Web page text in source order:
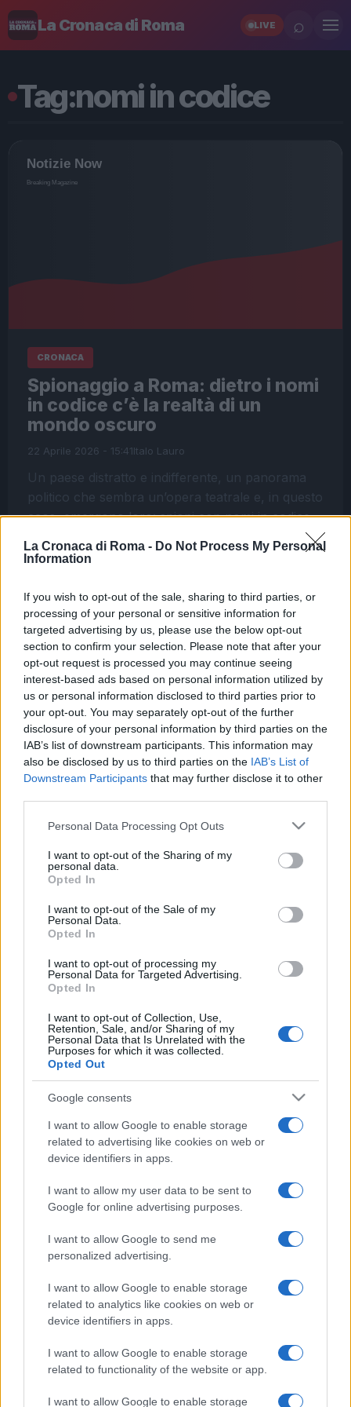
La Cronaca di Roma - Do Not Process My Personal
Information
If you wish to opt-out of the sale, sharing to third parties, or
processing of your personal or sensitive information for
targeted advertising by us, please use the below opt-out
section to confirm your selection. Please note that after your
opt-out request is processed you may continue seeing
interest-based ads based on personal information utilized by
us or personal information disclosed to third parties prior to
your opt-out. You may separately opt-out of the further
disclosure of your personal information by third parties on the
IAB’s list of downstream participants. This information may
also be disclosed by us to third parties on the IAB’s List of
Downstream Participants that may further disclose it to other
Please note that this website/app uses one or more Google
not limited to your visit or usage behaviour. You may click to
grant or deny consent to Google and its third-party tags to
use your data for below specified purposes in below Google
consent section.
Personal Data Processing Opt Outs
I want to opt-out of the Sharing of my
personal data.
Opted In
I want to opt-out of the Sale of my
Personal Data.
Opted In
I want to opt-out of processing my
Personal Data for Targeted Advertising.
Opted In
I want to opt-out of Collection, Use,
Retention, Sale, and/or Sharing of my
Personal Data that Is Unrelated with the
Purposes for which it was collected.
Opted Out
Google consents
I want to allow Google to enable storage
related to advertising like cookies on web or
device identifiers in apps.
I want to allow my user data to be sent to
Google for online advertising purposes.
I want to allow Google to send me
personalized advertising.
I want to allow Google to enable storage
related to analytics like cookies on web or
device identifiers in apps.
I want to allow Google to enable storage
related to functionality of the website or app.
I want to allow Google to enable storage
La Cronaca di Roma LIVE ⌕
Tag:nomi in codice
CRONACA
Spionaggio a Roma: dietro i nomi
in codice c’è la realtà di un
mondo oscuro
22 Aprile 2026 - 15:41Italo Lauro
Un paese distratto e indifferente, un panorama
politico che sembra un’opera teatrale e, in questo
caos, emergono loro: spioni con nomi in codice
Leggi l’articolo →
ULTIME NOTIZIE
Sette anni fa l’omicidio Diabolik, il
presunto killer dall’ergastolo
all’assoluzione: ora la parola alla
Cassazione
40 minuti fa
Ostia, sequestrati due
stabilimenti: Urbinati e Le Palme
2 ore fa
Sabato a Roma i funerali del marito
della ministra Roccella in forma
privata
Spin Time, lo sgombero che fa
3 ore fa
aggressione all’uscita del Fiesta a
Roma
3 ore fa
PIÙ LETTE
Carburanti adulterati a Roma: sicurezza
stradale a rischio tra indifferenza e
Incendio sulla Laurentina: diossina oltre i
Roma in preda alla violenza: la rapina che
sciocca e fa discutere